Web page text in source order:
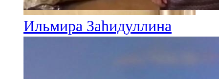
Ильмира Заһидуллина